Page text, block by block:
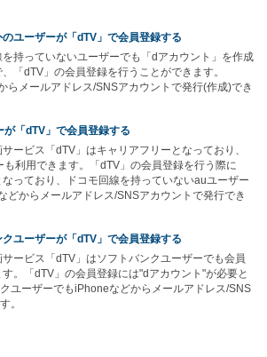
のユーザーが「dTV」で会員登録する
を持っていないユーザーでも「dアカウント」を作成
「dTV」の会員登録を行うことができます。
らメールアドレス/SNSアカウントで発行(作成)でき
が「dTV」で会員登録する
ービス「dTV」はキャリアフリーとなっており、
も利用できます。「dTV」の会員登録を行う際に
っており、ドコモ回線を持っていないauユーザー
どからメールアドレス/SNSアカウントで発行でき
クユーザーが「dTV」で会員登録する
サービス「dTV」はソフトバンクユーザーでも会員
。「dTV」の会員登録には"dアカウント"が必要と
ユーザーでもiPhoneなどからメールアドレス/SNS
。